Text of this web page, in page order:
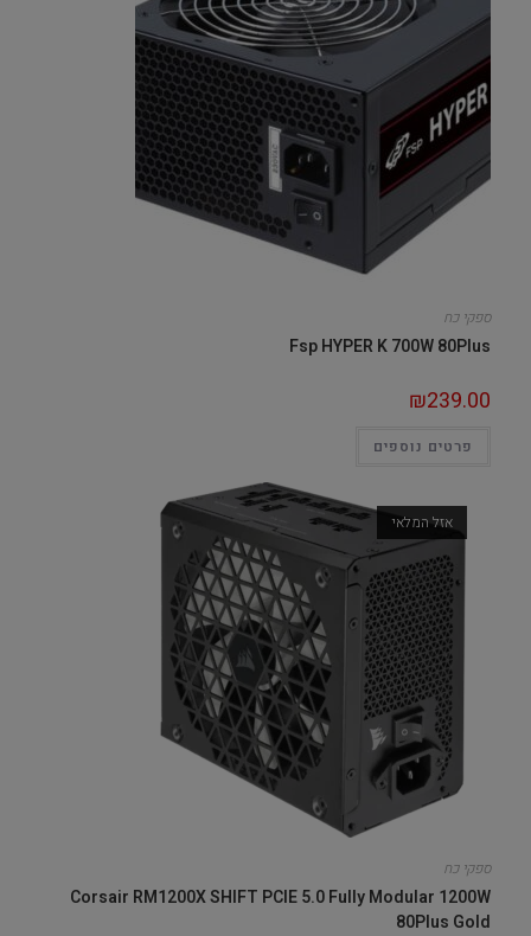
ספקי כח
Fsp HYPER K 700W 80Plus
₪239.00
פרטים נוספים
אזל המלאי
ספקי כח
Corsair RM1200X SHIFT PCIE 5.0 Fully Modular 1200W
80Plus Gold